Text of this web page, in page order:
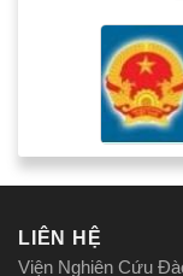
LIÊN HỆ
Viện Nghiên Cứu